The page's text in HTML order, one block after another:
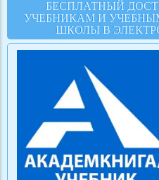
БЕСПЛАТНЫЙ
УЧЕБНИКАМ И
ШКОЛЫ В